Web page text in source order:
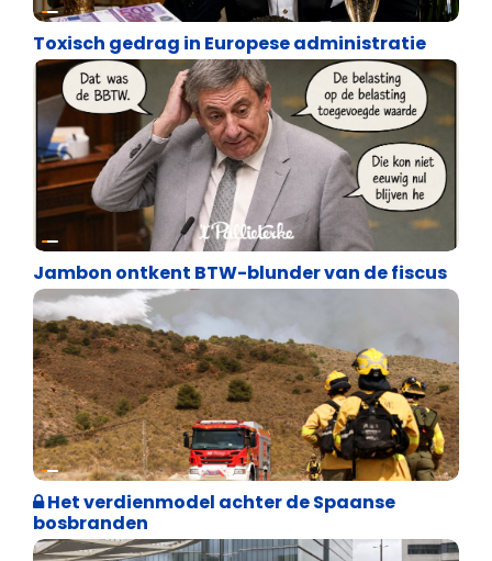
Toxisch gedrag in Europese administratie
Jambon ontkent BTW-blunder van de fiscus
Internationale politiek
Het verdienmodel achter de Spaanse
bosbranden